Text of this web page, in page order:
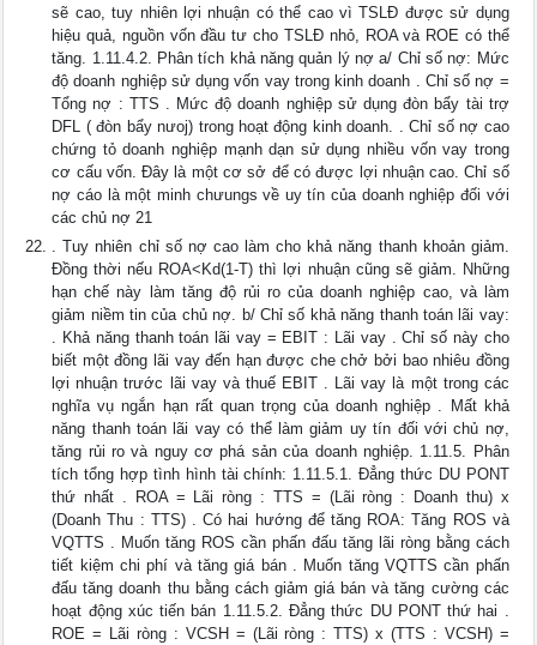
sẽ cao, tuy nhiên lợi nhuận có thể cao vì TSLĐ được sử dụng
hiệu quả, nguồn vốn đầu tư cho TSLĐ nhỏ, ROA và ROE có thể
tăng. 1.11.4.2. Phân tích khả năng quản lý nợ a/ Chỉ số nợ: Mức
độ doanh nghiệp sử dụng vốn vay trong kinh doanh . Chỉ số nợ =
Tổng nợ : TTS . Mức độ doanh nghiệp sử dụng đòn bẩy tài trợ
DFL ( đòn bẩy nưoj) trong hoạt động kinh doanh. . Chỉ số nợ cao
chứng tỏ doanh nghiệp mạnh dạn sử dụng nhiều vốn vay trong
cơ cấu vốn. Đây là một cơ sở để có được lợi nhuận cao. Chỉ số
nợ cáo là một minh chưungs về uy tín của doanh nghiệp đối với
các chủ nợ 21
. Tuy nhiên chỉ số nợ cao làm cho khả năng thanh khoản giảm.
Đồng thời nếu ROA<Kd(1-T) thì lợi nhuận cũng sẽ giảm. Những
hạn chế này làm tăng độ rủi ro của doanh nghiệp cao, và làm
giảm niềm tin của chủ nợ. b/ Chỉ số khả năng thanh toán lãi vay:
. Khả năng thanh toán lãi vay = EBIT : Lãi vay . Chỉ số này cho
biết một đồng lãi vay đến hạn được che chở bởi bao nhiêu đồng
lợi nhuận trước lãi vay và thuế EBIT . Lãi vay là một trong các
nghĩa vụ ngắn hạn rất quan trọng của doanh nghiệp . Mất khả
năng thanh toán lãi vay có thể làm giảm uy tín đối với chủ nợ,
tăng rủi ro và nguy cơ phá sản của doanh nghiệp. 1.11.5. Phân
tích tổng hợp tình hình tài chính: 1.11.5.1. Đẳng thức DU PONT
thứ nhất . ROA = Lãi ròng : TTS = (Lãi ròng : Doanh thu) x
(Doanh Thu : TTS) . Có hai hướng để tăng ROA: Tăng ROS và
VQTTS . Muốn tăng ROS cần phấn đấu tăng lãi ròng bằng cách
tiết kiệm chi phí và tăng giá bán . Muốn tăng VQTTS cần phấn
đấu tăng doanh thu bằng cách giảm giá bán và tăng cường các
hoạt động xúc tiến bán 1.11.5.2. Đẳng thức DU PONT thứ hai .
ROE = Lãi ròng : VCSH = (Lãi ròng : TTS) x (TTS : VCSH) =